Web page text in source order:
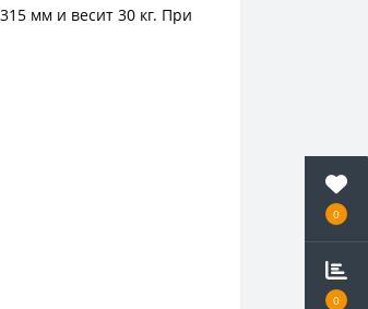
0
0
мм и весит 30 кг. При